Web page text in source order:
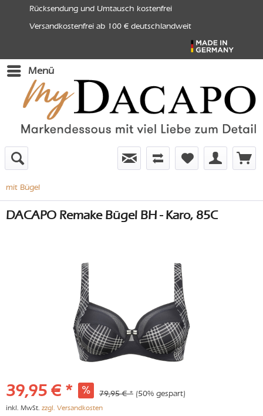
Rücksendung und Umtausch kostenfrei
Versandkostenfrei ab 100 € deutschlandweit
Menü
mit Bügel
DACAPO Remake Bügel BH - Karo, 85C
39,95 € * 79,95 € * (50% gespart)
inkl. MwSt. zzgl. Versandkosten